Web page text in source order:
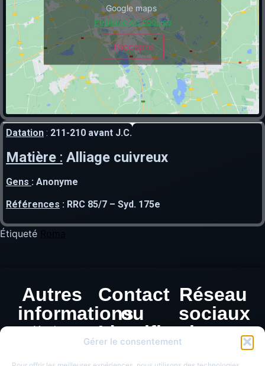
Gérer le consentement
Google maps
Politique de cookies
J’accepte
Datation : 211-210 avant J.C.
Matière : Alliage cuivreux
Gens : Anonyme
Références : RRC 85/7 – Syd. 175e
Étiqueté Roma
Autres
informations
Mentions
Contact
ou
Identification
de
Réseau
sociaux